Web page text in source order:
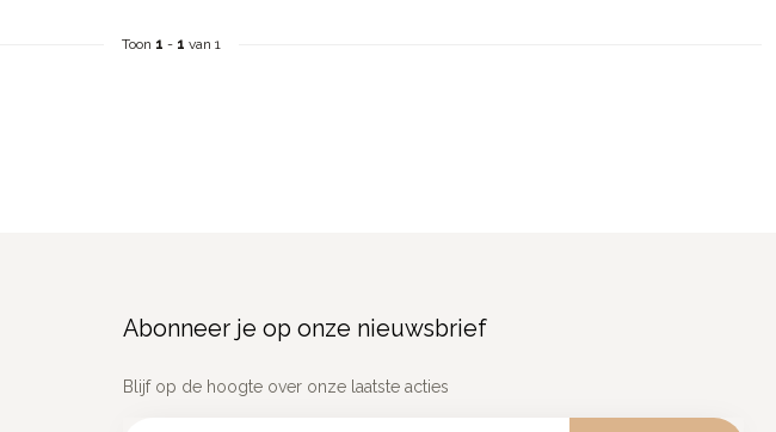
Toon 1 - 1 van 1
Abonneer je op onze nieuwsbrief
Blijf op de hoogte over onze laatste acties